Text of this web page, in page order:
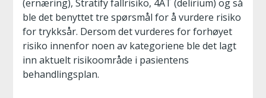
(ernæring), Stratify fallrisiko, 4AT (delirium) og så
ble det benyttet tre spørsmål for å vurdere risiko
for trykksår. Dersom det vurderes for forhøyet
risiko innenfor noen av kategoriene ble det lagt
inn aktuelt risikoområde i pasientens
behandlingsplan.